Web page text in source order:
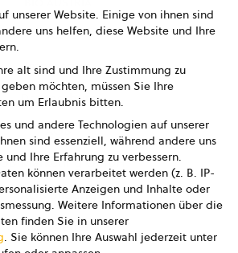
Presse
Impressum
Datenschutz
AGB
Marketing GmbH
AGB Bildung
Newsletter
unserer Website. Einige von ihnen sind
uns helfen, diese Website und Ihre
alt sind und Ihre Zustimmung zu
möchten, müssen Sie Ihre
um Erlaubnis bitten.
und andere Technologien auf unserer
sind essenziell, während andere uns
und Ihre Erfahrung zu verbessern.
können verarbeitet werden (z. B. IP-
Anzeigen und Inhalte oder
Weitere Informationen über die
finden Sie in unserer
. Sie können Ihre Auswahl jederzeit unter